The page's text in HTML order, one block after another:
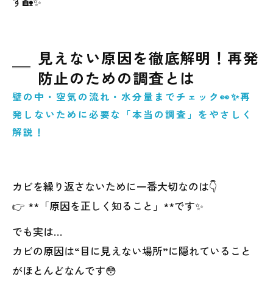
見えない原因を徹底解明！再発
防止のための調査とは
壁の中・空気の流れ・水分量までチェック👀✨再
発しないために必要な「本当の調査」をやさしく
解説！
カビを繰り返さないために一番大切なのは👇
👉 **「原因を正しく知ること」**です✨
でも実は…
カビの原因は“目に見えない場所”に隠れていること
がほとんどなんです😳